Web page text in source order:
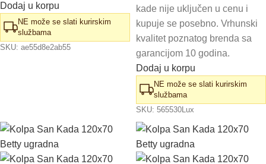
Dodaj u korpu
NE može se slati kurirskim
službama
SKU: ae55d8e2ab55
kade nije uključen u cenu i
kupuje se posebno. Vrhunski
kvalitet poznatog brenda sa
garancijom 10 godina.
Dodaj u korpu
NE može se slati kurirskim
službama
SKU: 565530Lux